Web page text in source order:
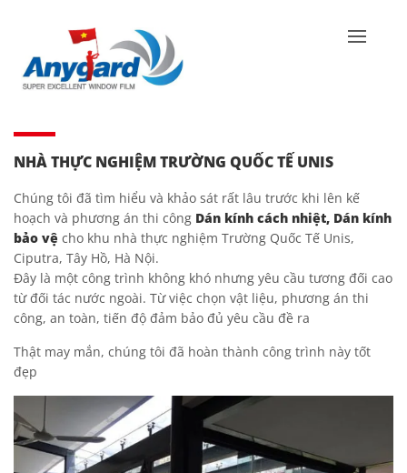
NHÀ THỰC NGHIỆM TRƯỜNG QUỐC TẾ UNIS
Chúng tôi đã tìm hiểu và khảo sát rất lâu trước khi lên kế
hoạch và phương án thi công Dán kính cách nhiệt, Dán kính
bảo vệ cho khu nhà thực nghiệm Trường Quốc Tế Unis,
Ciputra, Tây Hồ, Hà Nội.
Đây là một công trình không khó nhưng yêu cầu tương đối cao
từ đối tác nước ngoài. Từ việc chọn vật liệu, phương án thi
công, an toàn, tiến độ đảm bảo đủ yêu cầu đề ra
Thật may mắn, chúng tôi đã hoàn thành công trình này tốt
đẹp